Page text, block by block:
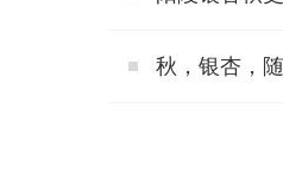
秋，银杏，